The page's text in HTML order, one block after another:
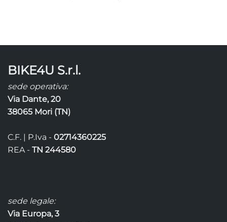
BIKE4U S.r.l.
sede operativa:
Via Dante, 20
38065 Mori (TN)
C.F. | P.Iva - 02714360225
REA - TN 244580
sede legale:
Via Europa, 3